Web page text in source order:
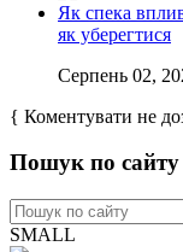
Як спека
як уберегтися
Серпень 02,
{ Коментувати не
Пошук по сайту
SMALL